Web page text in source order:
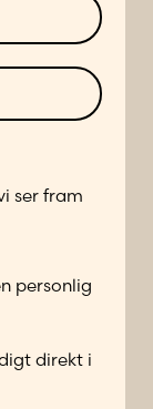
ser fram
personlig
direkt i